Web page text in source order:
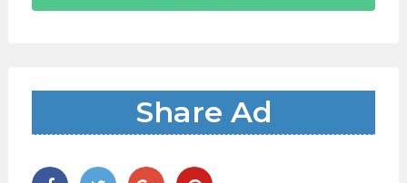
Share Ad